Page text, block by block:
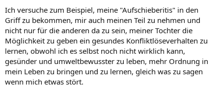
Ich versuche zum Beispiel, meine "Aufschieberitis" in den
Griff zu bekommen, mir auch meinen Teil zu nehmen und
nicht nur für die anderen da zu sein, meiner Tochter die
Möglichkeit zu geben ein gesundes Konfliktlöseverhalten zu
lernen, obwohl ich es selbst noch nicht wirklich kann,
gesünder und umweltbewusster zu leben, mehr Ordnung in
mein Leben zu bringen und zu lernen, gleich was zu sagen
wenn mich etwas stört.